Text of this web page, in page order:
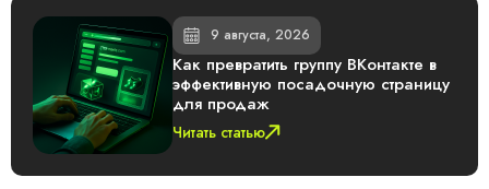
9 августа, 2026
Как превратить группу ВКонтакте в
эффективную посадочную страницу
для продаж
Читать статью